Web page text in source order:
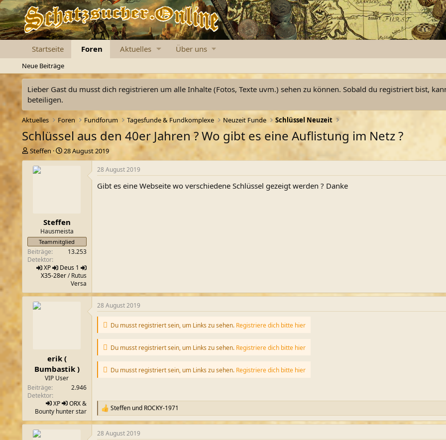
Startseite Foren Aktuelles Über uns
Neue Beiträge
Lieber Gast du musst dich registrieren um alle Inhalte (Fotos, Texte uvm.) sehen zu können. Sobald du registriert bist,
beteiligen.
Aktuelles Foren Fundforum Tagesfunde & Fundkomplexe Neuzeit Funde Schlüssel Neuzeit
Schlüssel aus den 40er Jahren ? Wo gibt es eine Auflistung im Netz ?
E
r
Steffen
E
r
a
m
28 August 2019
Steffen
Hausmeista
Teammitglied
Beiträge
13.253
Detektor
XP
Deus 1
X35-28er/ Rutus
Versa
28 August 2019
Gibt es eine Webseite wo verschiedene Schlüssel gezeigt werden ? Danke
erik (
Bumbastik )
VIP User
Beiträge
2.946
Detektor
XP
ORX&
Bounty hunter star
28 August 2019
Du musst registriert sein, um Links zu sehen. Registriere dich bitte hier
Du musst registriert sein, um Links zu sehen. Registriere dich bitte hier
Du musst registriert sein, um Links zu sehen. Registriere dich bitte hier
R
e
a
k
Steffenund ROCKY-1971
28 August 2019